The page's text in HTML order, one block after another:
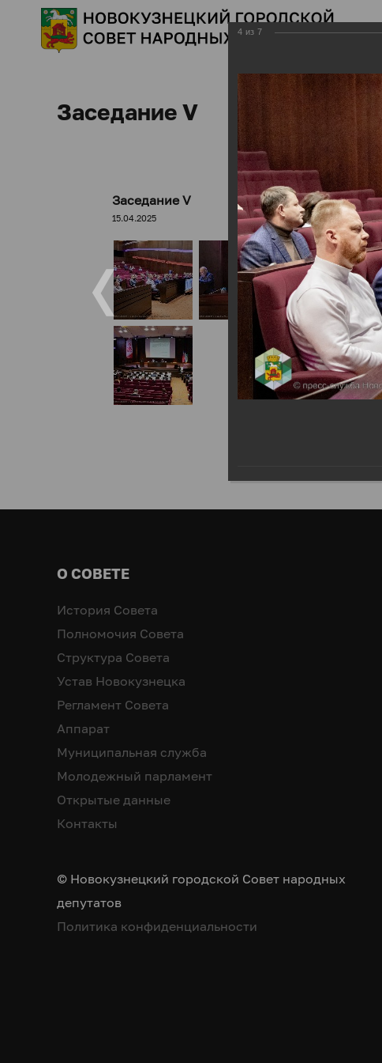
Заседание V
Заседание V
15.04.2025
О СОВЕТЕ
История Совета
Полномочия Совета
Структура Совета
Устав Новокузнецка
Регламент Совета
Аппарат
Муниципальная служба
Молодежный парламент
Открытые данные
Контакты
© Новокузнецкий городской Совет народных
депутатов
Политика конфиденциальности
4 из 7